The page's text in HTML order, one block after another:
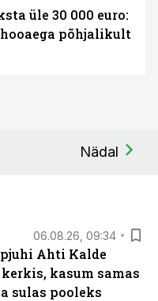
üle 30 000 euro:
põhjalikult
Nädal
06.08.26, 09:34
Ahti Kalde
kasum samas
sulas pooleks